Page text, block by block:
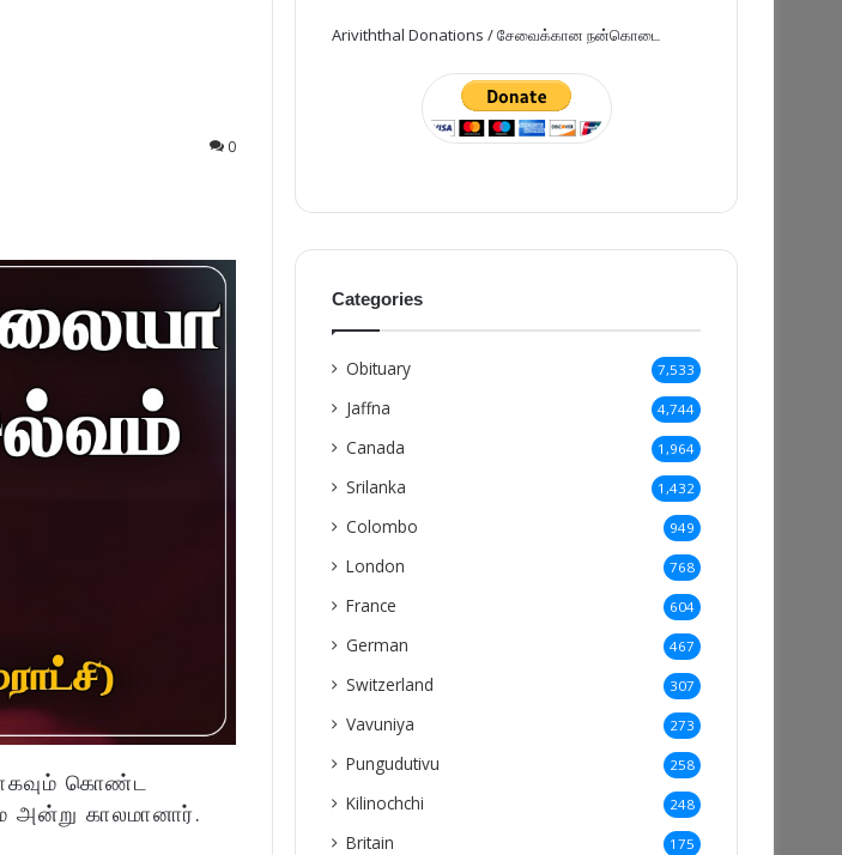
0
கொண்ட
அன்று காலமானார்.
Ariviththal Donations / சேவைக்கான நன்கொடை
Categories
Obituary 7,533
Jaffna 4,744
Canada 1,964
Srilanka 1,432
Colombo 949
London 768
France 604
German 467
Switzerland 307
Vavuniya 273
Pungudutivu 258
Kilinochchi 248
Britain 175